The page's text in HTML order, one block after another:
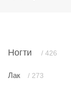
Ногти / 426
Лак / 273